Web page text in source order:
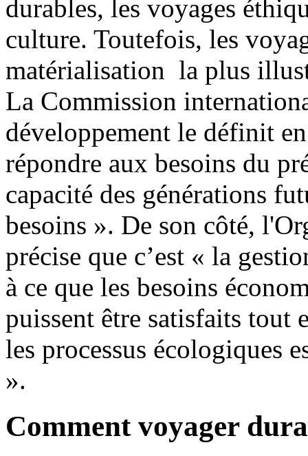
durables, les voyages
culture. Toutefois, les
matérialisation la plus
La Commission
développement le définit
répondre aux besoins du
capacité des générations
besoins ». De son côté,
précise que c’est « la
à ce que les besoins
puissent être satisfaits tout
les processus écologiques
».
Comment voyager